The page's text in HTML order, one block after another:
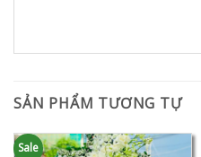
SẢN PHẨM TƯƠNG TỰ
Sale